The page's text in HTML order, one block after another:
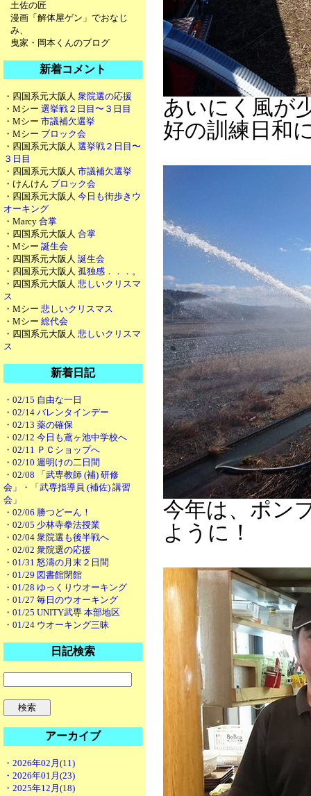
土佐の匠
漫画「解体屋ゲン」でおなじ
み、
曳家・岡本くんのブログ
新着コメント
・四国系元大阪人 衆院選の応援
・Mシー 選挙戦２日目〜３日目
・Mシー 市議補欠選挙
・Mシー ブロック会
・四国系元大阪人 選挙戦２日目〜
３日目
・四国系元大阪人 市議補欠選挙
・けんけん ブロック会
・四国系元大阪人 今日も街歩きウ
オーキング
・Marcy 合掌
・四国系元大阪人 合掌
・Mシー 誕生会
・四国系元大阪人 誕生会
・四国系元大阪人 孤独感．．．。
・四国系元大阪人 悲しいクリスマ
ス
・Mシー 悲しいクリスマス
・Mシー 総代会
・四国系元大阪人 悲しいクリスマ
ス
新着日記
・02/15 自由な一日
・02/14 バレンタインデー
・02/13 薬の確保
・02/12 今日も鳶ヶ池中学校へ
・02/11 ＰＣショップへ
・02/10 週明けの二日間
・02/08 「武専教師 (補) 研修
会」・「武専指導員 (補佐) 講習
会」
・02/06 勝つどーん！
・02/05 少林寺拳法授業
・02/04 衆院選も後半戦へ
・02/02 衆院選の応援
・01/31 怒濤の月末２日間
・01/29 図書館閉館
・01/28 ゆっくりウオーキング
・01/27 毎日のウオーキング
・01/25 UNITY武専 本部地区
・01/24 ウオーキング三昧
日記検索
アーカイブ
・2026年02月(11)
・2026年01月(23)
・2025年12月(18)
あいにく風が
好の訓練日和
今年は、ポン
ように！